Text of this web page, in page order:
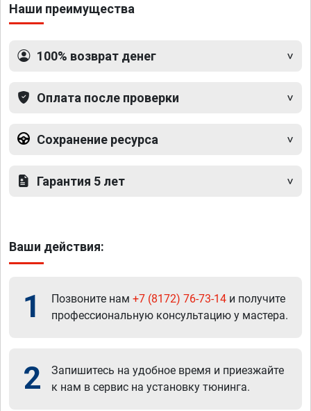
Наши преимущества
100% возврат денег
Оплата после проверки
Сохранение ресурса
Гарантия 5 лет
Ваши действия:
1 Позвоните нам +7 (8172) 76-73-14 и получите
профессиональную консультацию у мастера.
2
Запишитесь на удобное время и приезжайте
к нам в сервис на установку тюнинга.